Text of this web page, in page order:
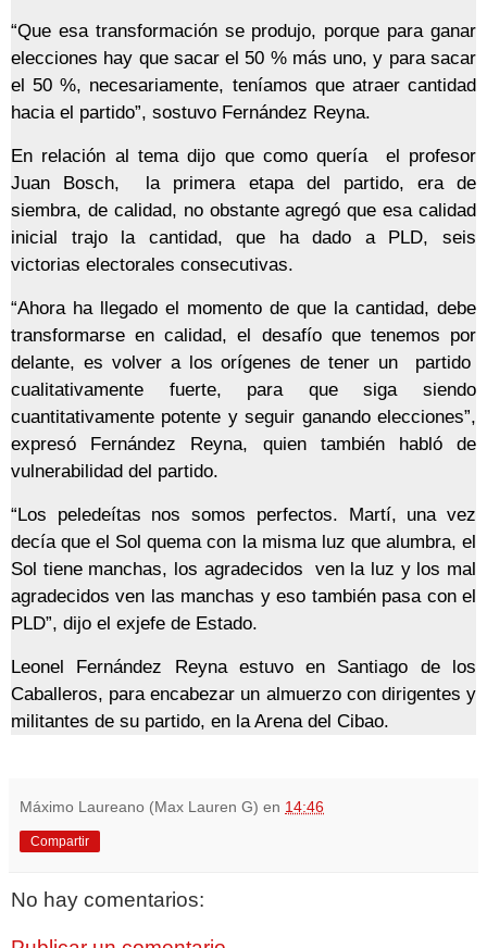
“Que esa transformación se produjo, porque para ganar
elecciones hay que sacar el 50 % más uno, y para sacar
el 50 %, necesariamente, teníamos que atraer cantidad
hacia el partido”, sostuvo Fernández Reyna.
En relación al tema dijo que como quería el profesor
Juan Bosch, la primera etapa del partido, era de
siembra, de calidad, no obstante agregó que esa calidad
inicial trajo la cantidad, que ha dado a PLD, seis
victorias electorales consecutivas.
“Ahora ha llegado el momento de que la cantidad, debe
transformarse en calidad, el desafío que tenemos por
delante, es volver a los orígenes de tener un partido
cualitativamente fuerte, para que siga siendo
cuantitativamente potente y seguir ganando elecciones”,
expresó Fernández Reyna, quien también habló de
vulnerabilidad del partido.
“Los peledeítas nos somos perfectos. Martí, una vez
decía que el Sol quema con la misma luz que alumbra, el
Sol tiene manchas, los agradecidos ven la luz y los mal
agradecidos ven las manchas y eso también pasa con el
PLD”, dijo el exjefe de Estado.
Leonel Fernández Reyna estuvo en Santiago de los
Caballeros, para encabezar un almuerzo con dirigentes y
militantes de su partido, en la Arena del Cibao.
Máximo Laureano (Max Lauren G) en 14:46
Compartir
No hay comentarios: